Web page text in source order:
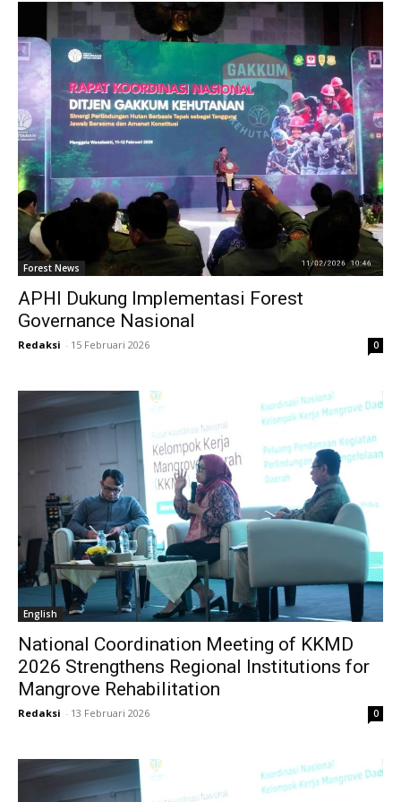
Forest News
APHI Dukung Implementasi Forest
Governance Nasional
Redaksi - 15 Februari 2026 0
English
National Coordination Meeting of KKMD
2026 Strengthens Regional Institutions for
Mangrove Rehabilitation
Redaksi - 13 Februari 2026 0